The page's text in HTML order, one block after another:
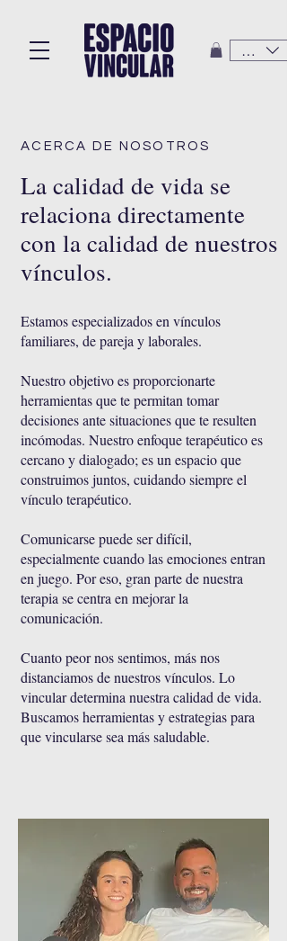
CLP ($)
ACERCA DE NOSOTROS
La calidad de vida se
relaciona directamente
con la calidad de nuestros
vínculos.
Estamos especializados en vínculos
familiares, de pareja y laborales.
Nuestro objetivo es proporcionarte
herramientas que te permitan tomar
decisiones ante situaciones que te resulten
incómodas. Nuestro enfoque terapéutico es
cercano y dialogado; es un espacio que
construimos juntos, cuidando siempre el
vínculo terapéutico.
Comunicarse puede ser difícil,
especialmente cuando las emociones entran
en juego. Por eso, gran parte de nuestra
terapia se centra en mejorar la
comunicación.
Cuanto peor nos sentimos, más nos
distanciamos de nuestros vínculos. Lo
vincular determina nuestra calidad de vida.
Buscamos herramientas y estrategias para
que vincularse sea más saludable.